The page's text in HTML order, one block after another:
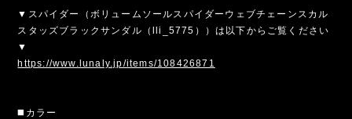
▼スパイダー（ボリュームソールスパイダーウェブチェーンスカル
スタッズブラックサンダル（lli_5775））は以下からご覧ください
▼
https://www.lunaly.jp/items/108426871
◼️カラー